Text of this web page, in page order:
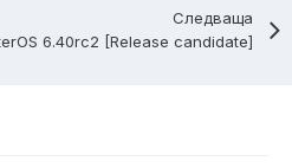
Следваща
6.40rc2 [Release candidate]